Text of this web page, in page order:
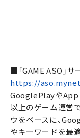
■「GAME ASO」サ
https://
GooglePlayやApp
以上のゲーム運営
ウをベースに、
やキーワードを最